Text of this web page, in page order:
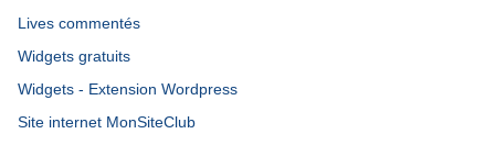
Lives commentés
Widgets gratuits
Widgets - Extension Wordpress
Site internet MonSiteClub